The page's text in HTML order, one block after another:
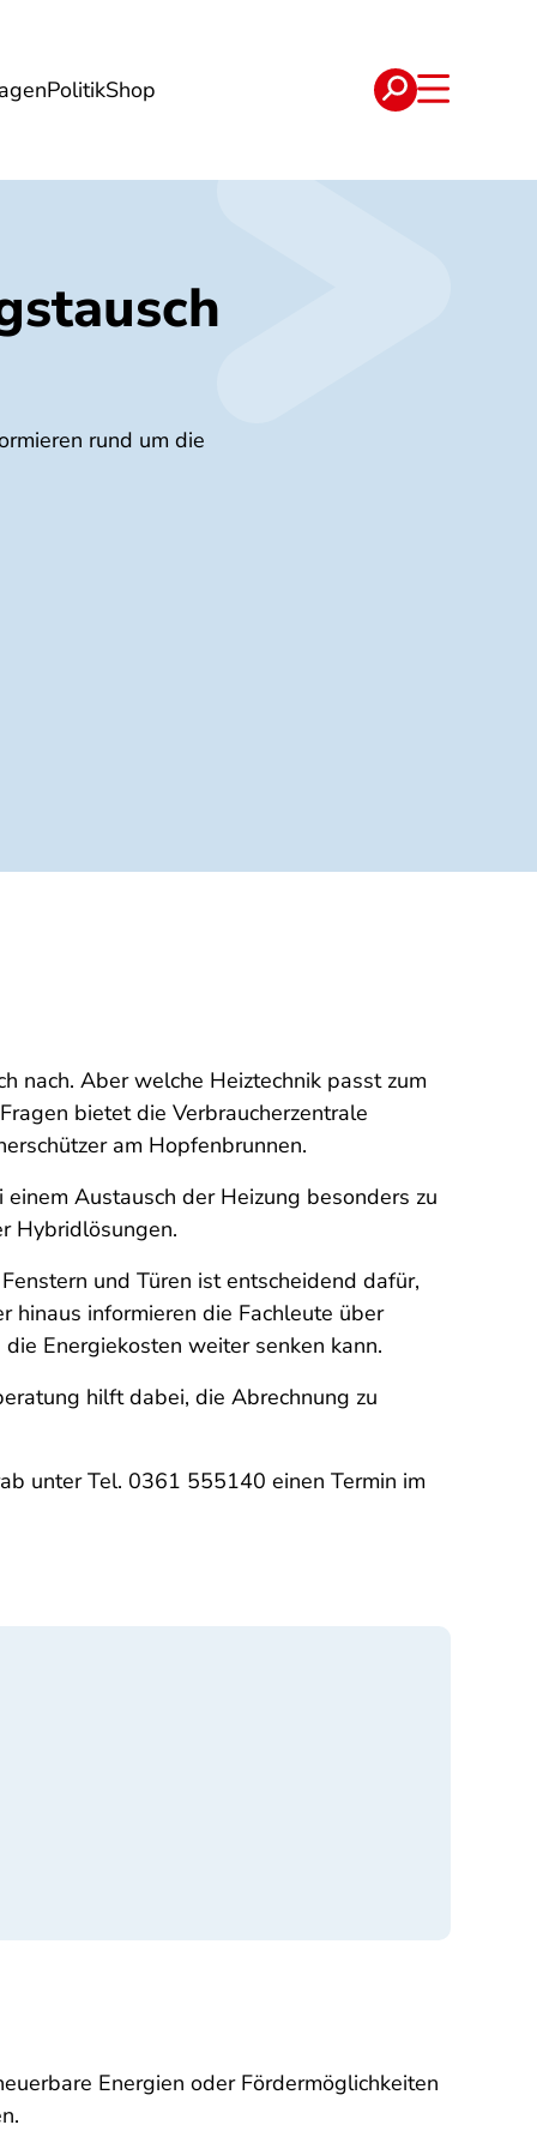
PolitikShop
Verträge
rund um die
nach. Aber welche Heiztechnik passt zum
bietet die Verbraucherzentrale
am Hopfenbrunnen.
Austausch der Heizung besonders zu
Hybridlösungen.
und Türen ist entscheidend dafür,
hinaus informieren die Fachleute über
Energiekosten weiter senken kann.
hilft dabei, die Abrechnung zu
unter Tel. 0361 555140 einen Termin im
Energien oder Fördermöglichkeiten